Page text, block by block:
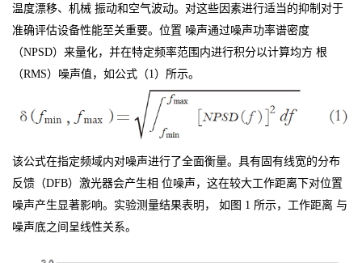
温度漂移、机械 振动和空气波动。对这些因素进行适当的抑制对于
准确评估设备性能至关重要。位置 噪声通过噪声功率谱密度
（NPSD）来量化，并在特定频率范围内进行积分以计算均方 根
（RMS）噪声值，如公式（1）所示。
该公式在指定频域内对噪声进行了全面衡量。具有固有线宽的分布
反馈（DFB）激光器会产生相 位噪声，这在较大工作距离下对位置
噪声产生显著影响。实验测量结果表明， 如图 1 所示，工作距离 与
噪声底之间呈线性关系。